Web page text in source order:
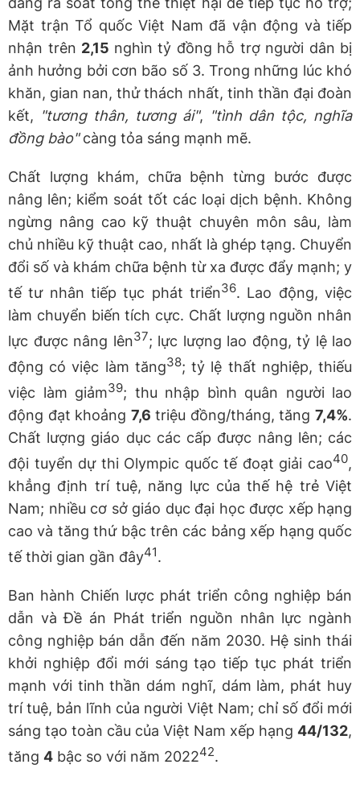
Mặt trận Tổ quốc Việt Nam đã vận động và tiếp
nhận trên 2,15 nghìn tỷ đồng hỗ trợ người dân bị
ảnh hưởng bởi cơn bão số 3. Trong những lúc khó
khăn, gian nan, thử thách nhất, tinh thần đại đoàn
kết, "tương thân, tương ái", "tình dân tộc, nghĩa
đồng bào"càng tỏa sáng mạnh mẽ.
Chất lượng khám, chữa bệnh từng bước được
nâng lên; kiểm soát tốt các loại dịch bệnh. Không
ngừng nâng cao kỹ thuật chuyên môn sâu, làm
chủ nhiều kỹ thuật cao, nhất là ghép tạng. Chuyển
đổi số và khám chữa bệnh từ xa được đẩy mạnh; y
tế tư nhân tiếp tục phát triển36. Lao động, việc
làm chuyển biến tích cực. Chất lượng nguồn nhân
lực được nâng lên37; lực lượng lao động, tỷ lệ lao
động có việc làm tăng38; tỷ lệ thất nghiệp, thiếu
việc làm giảm39; thu nhập bình quân người lao
động đạt khoảng 7,6 triệu đồng/tháng, tăng7,4%.
Chất lượng giáo dục các cấp được nâng lên; các
đội tuyển dự thi Olympic quốc tế đoạt giải cao40,
khẳng định trí tuệ, năng lực của thế hệ trẻ Việt
Nam; nhiều cơ sở giáo dục đại học được xếp hạng
cao và tăng thứ bậc trên các bảng xếp hạng quốc
tế thời gian gần đây41.
Ban hành Chiến lược phát triển công nghiệp bán
dẫn và Đề án Phát triển nguồn nhân lực ngành
công nghiệp bán dẫn đến năm 2030. Hệ sinh thái
khởi nghiệp đổi mới sáng tạo tiếp tục phát triển
mạnh với tinh thần dám nghĩ, dám làm, phát huy
trí tuệ, bản lĩnh của người Việt Nam; chỉ số đổi mới
sáng tạo toàn cầu của Việt Nam xếp hạng 44/132,
tăng 4 bậc so với năm 202242.